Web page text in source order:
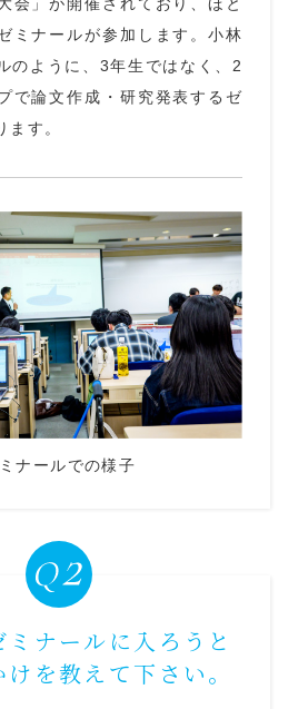
会」が開催されており、ほと
ミナールが参加します。小林
のように、3年生ではなく、2
で論文作成・研究発表するゼ
ます。
ナールでの様子
ナールに入ろうと
を教えて下さい。